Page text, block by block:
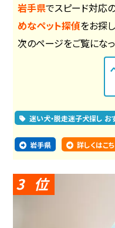
岩手県でスピード対応
めなペット探偵をお探
次のページをご覧になっ
迷い犬・脱走迷子犬探し お
岩手県 詳しくはこ
3